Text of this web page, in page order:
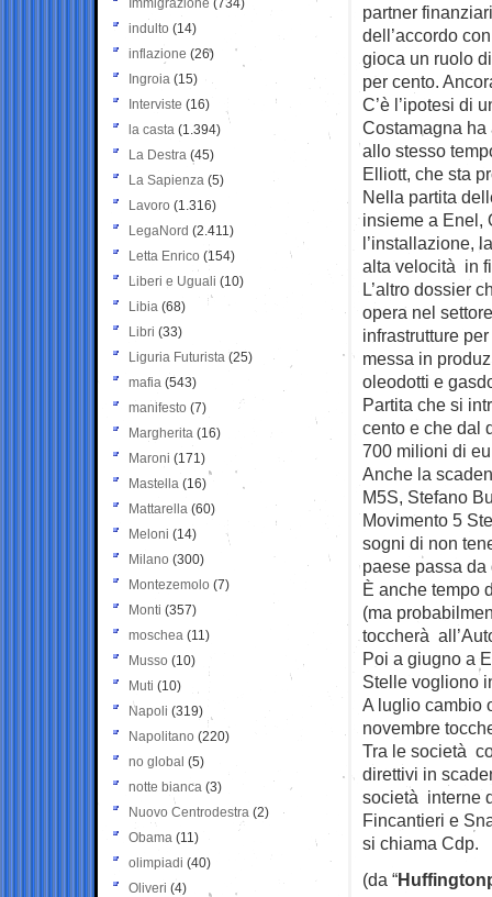
partner
dell’accordo
gioca un ruolo
per cento.
C’è l’ipotesi di
Costamagna ha
allo stesso
Elliott, che sta
Nella partita
insieme a Enel,
l’installazione,
alta velocità in
L’altro dossier
opera nel
infrastrutture
messa in
oleodotti e
Partita che si
cento e che dal
700 milioni di
Anche la
M5S, Stefano
Movimento 5
sogni di non
paese passa da
È anche tempo
(ma
toccherà
Poi a giugno a
Stelle vogliono
A luglio cambio
novembre
Tra le società
direttivi in
società interne
Fincantieri e
si chiama Cdp.
(da “
Immigrazione (734)
indulto (14)
inflazione (26)
Ingroia (15)
Interviste (16)
la casta (1.394)
La Destra (45)
La Sapienza (5)
Lavoro (1.316)
LegaNord (2.411)
Letta Enrico (154)
Liberi e Uguali (10)
Libia (68)
Libri (33)
Liguria Futurista (25)
mafia (543)
manifesto (7)
Margherita (16)
Maroni (171)
Mastella (16)
Mattarella (60)
Meloni (14)
Milano (300)
Montezemolo (7)
Monti (357)
moschea (11)
Musso (10)
Muti (10)
Napoli (319)
Napolitano (220)
no global (5)
notte bianca (3)
Nuovo Centrodestra (2)
Obama (11)
olimpiadi (40)
Oliveri (4)